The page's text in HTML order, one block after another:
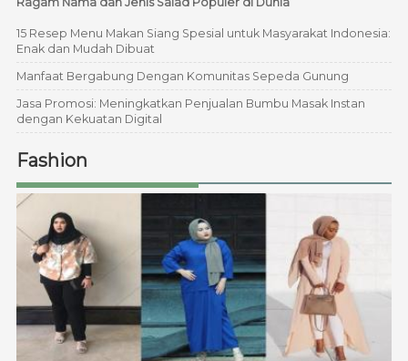
15 Resep Menu Makan Siang Spesial untuk Masyarakat Indonesia:
Enak dan Mudah Dibuat
Manfaat Bergabung Dengan Komunitas Sepeda Gunung
Jasa Promosi: Meningkatkan Penjualan Bumbu Masak Instan
dengan Kekuatan Digital
Fashion